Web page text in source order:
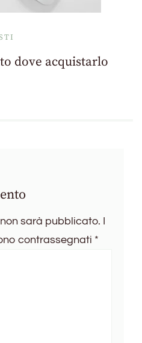
dove acquistarlo
sarà pubblicato. I
contrassegnati *